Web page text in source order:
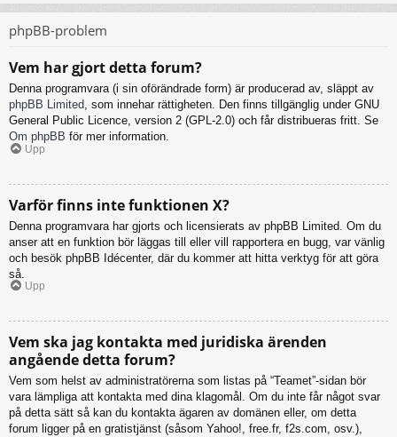
phpBB-problem
Vem har gjort detta forum?
Denna programvara (i sin oförändrade form) är producerad av, släppt av
phpBB Limited, som innehar rättigheten. Den finns tillgänglig under GNU
General Public Licence, version 2 (GPL-2.0) och får distribueras fritt. Se
Om phpBB för mer information.
Upp
Varför finns inte funktionen X?
Denna programvara har gjorts och licensierats av phpBB Limited. Om du
anser att en funktion bör läggas till eller vill rapportera en bugg, var vänlig
och besök phpBB Idécenter, där du kommer att hitta verktyg för att göra
så.
Upp
Vem ska jag kontakta med juridiska ärenden
angående detta forum?
Vem som helst av administratörerna som listas på “Teamet”-sidan bör
vara lämpliga att kontakta med dina klagomål. Om du inte får något svar
på detta sätt så kan du kontakta ägaren av domänen eller, om detta
forum ligger på en gratistjänst (såsom Yahoo!, free.fr, f2s.com, osv.),